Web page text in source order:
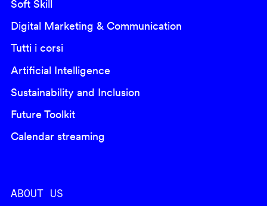
Soft Skill
Digital Marketing & Communication
Tutti i corsi
Artificial Intelligence
Sustainability and Inclusion
Future Toolkit
Calendar streaming
ABOUT US